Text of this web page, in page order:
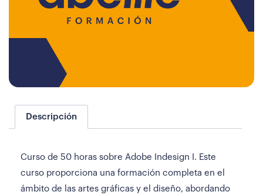
Descripción
Curso de 50 horas sobre Adobe Indesign I. Este
curso proporciona una formación completa en el
ámbito de las artes gráficas y el diseño, abordando